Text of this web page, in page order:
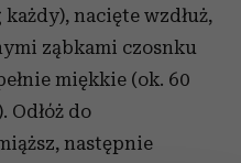
każdy), nacięte wzdłuż,
ząbkami czosnku
miękkie (ok. 60
Odłóż do
następnie